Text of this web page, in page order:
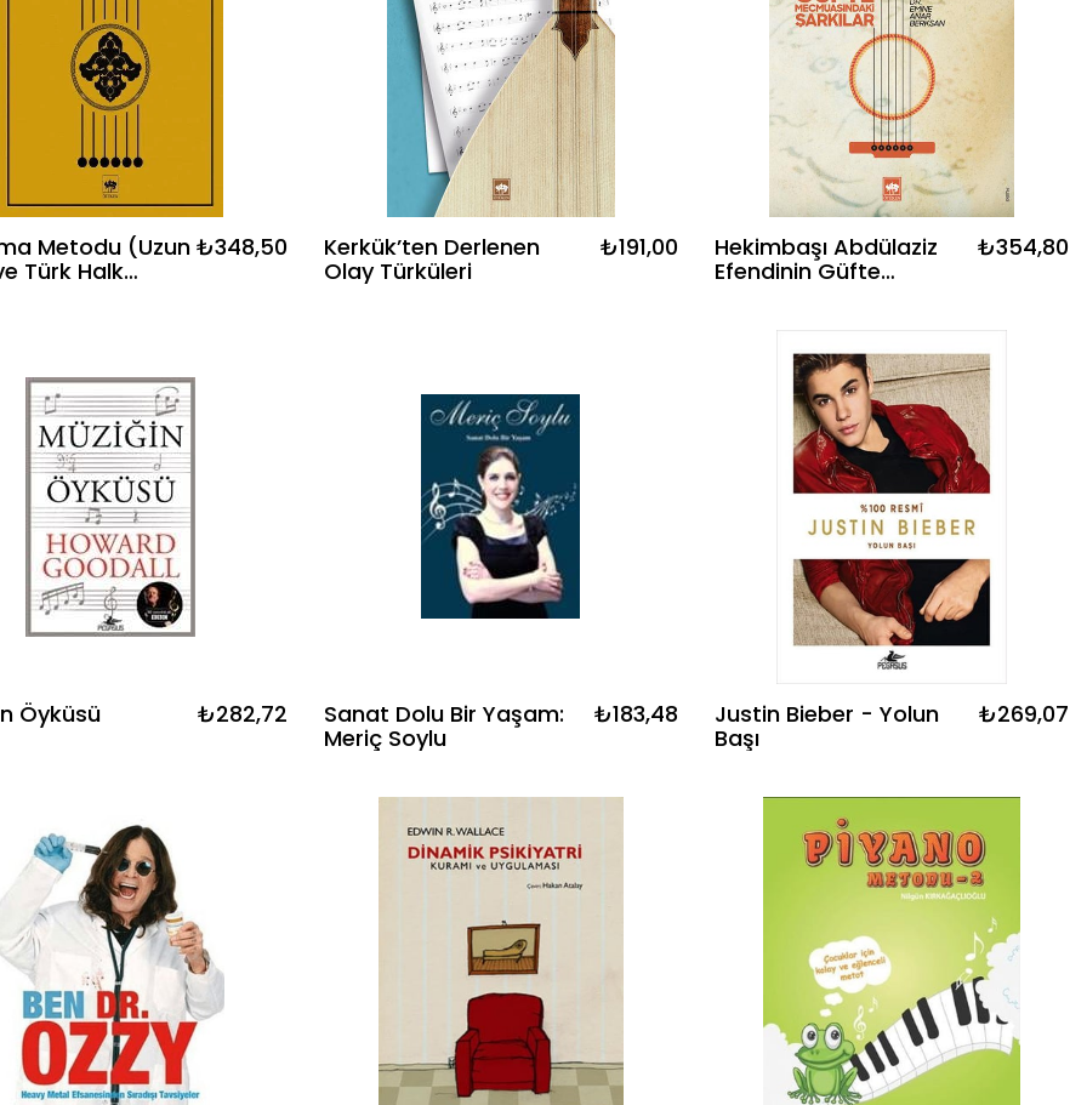
Metodu (Uzun
Türk Halk
₺348,50
Kerkük’ten Derlenen
Olay Türküleri
₺191,00
Hekimbaşı Abdülaziz
Efendinin Güfte
₺354,80
Öyküsü ₺282,72
Sanat Dolu Bir Yaşam:
Meriç Soylu
₺183,48
Justin Bieber - Yolun
Başı
₺269,07